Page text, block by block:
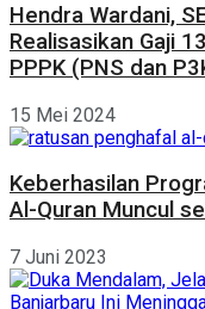
Hendra Wardani,
Realisasikan Gaji
PPPK (PNS dan
15 Mei 2024
Keberhasilan
Al-Quran Muncul
7 Juni 2023